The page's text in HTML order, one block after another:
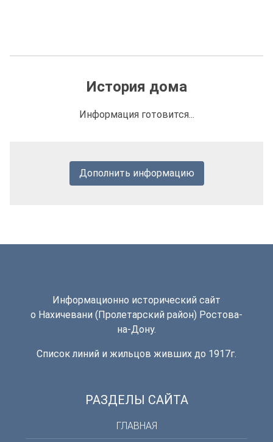
История дома
Информация готовится...
Дополнить информацию
Информационно исторический сайт
о Нахичевани (Пролетарский район) Ростова-
на-Дону.
Список линий и жильцов живших до 1917г.
РАЗДЕЛЫ САЙТА
ГЛАВНАЯ